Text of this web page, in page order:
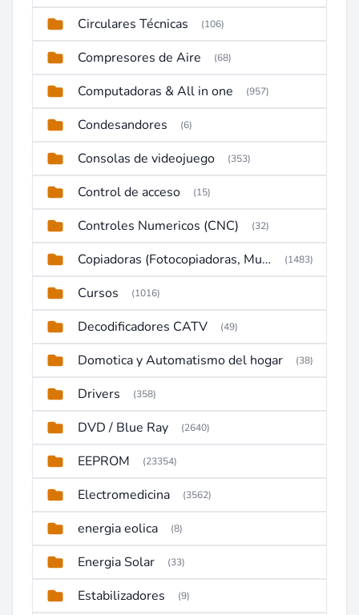
Circulares Técnicas (106)
Compresores de Aire (68)
Computadoras & All in one (957)
Condesandores (6)
Consolas de videojuego (353)
Control de acceso (15)
Controles Numericos (CNC) (32)
Copiadoras (Fotocopiadoras, Multifunctions, Ploter, etc) (1483)
Cursos (1016)
Decodificadores CATV (49)
Domotica y Automatismo del hogar (38)
Drivers (358)
DVD / Blue Ray (2640)
EEPROM (23354)
Electromedicina (3562)
energia eolica (8)
Energia Solar (33)
Estabilizadores (9)